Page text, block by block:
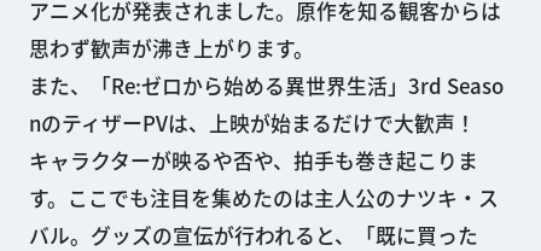
アニメ化が発表されました。原作を知る観客からは
思わず歓声が沸き上がります。
また、「Re:ゼロから始める異世界生活」3rd Seaso
nのティザーPVは、上映が始まるだけで大歓声！
キャラクターが映るや否や、拍手も巻き起こりま
す。ここでも注目を集めたのは主人公のナツキ・ス
バル。グッズの宣伝が行われると、「既に買った